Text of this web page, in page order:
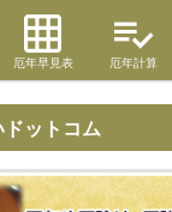
厄年早見表 厄年計算
ットコム